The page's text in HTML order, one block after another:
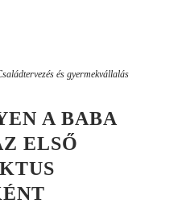
és gyermekvállalás
A BABA
ELSŐ